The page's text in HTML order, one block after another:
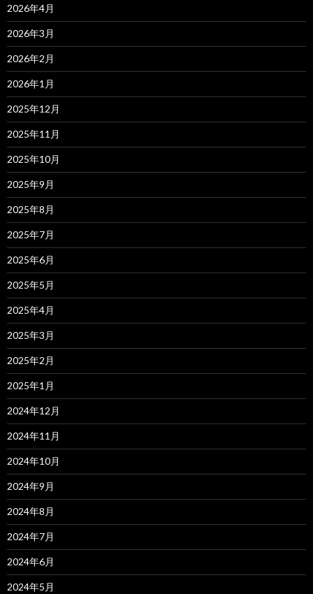
2026年4月
2026年3月
2026年2月
2026年1月
2025年12月
2025年11月
2025年10月
2025年9月
2025年8月
2025年7月
2025年6月
2025年5月
2025年4月
2025年3月
2025年2月
2025年1月
2024年12月
2024年11月
2024年10月
2024年9月
2024年8月
2024年7月
2024年6月
2024年5月